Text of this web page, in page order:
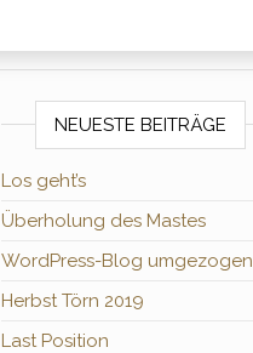
NEUESTE BEITRÄGE
Los geht’s
Überholung des Mastes
WordPress-Blog umgezogen
Herbst Törn 2019
Last Position